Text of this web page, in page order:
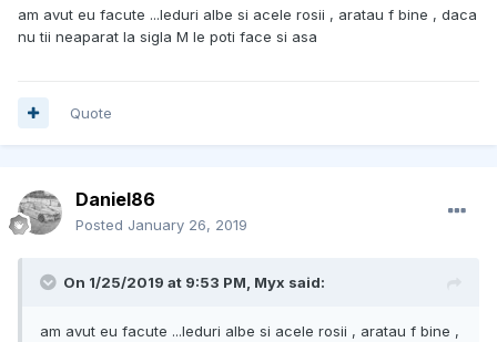
am avut eu facute ...leduri albe si acele rosii , aratau f bine , daca
nu tii neaparat la sigla M le poti face si asa
Quote
Daniel86
Posted January 26, 2019
On 1/25/2019 at 9:53 PM, Myx said:
am avut eu facute ...leduri albe si acele rosii , aratau f bine ,